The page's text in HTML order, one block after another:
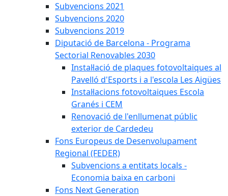
Subvencions 2021
Subvencions 2020
Subvencions 2019
Diputació de Barcelona - Programa
Sectorial Renovables 2030
Instal·lació de plaques fotovoltaiques al
Pavelló d'Esports i a l'escola Les Aigües
Instal·lacions fotovoltaiques Escola
Granés i CEM
Renovació de l'enllumenat públic
exterior de Cardedeu
Fons Europeus de Desenvolupament
Regional (FEDER)
Subvencions a entitats locals -
Economia baixa en carboni
Fons Next Generation